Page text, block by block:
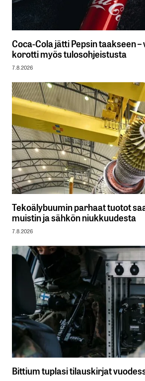
Coca-Cola jätti Pepsin taakseen –
korotti myös tulosohjeistusta
7.8.2026
Tekoälybuumin parhaat tuotot
muistin ja sähkön niukkuudesta
7.8.2026
Bittium tuplasi tilauskirjat